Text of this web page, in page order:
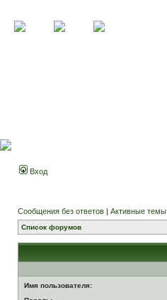
Вход
Сообщения без ответов | Активные темы
Список форумов
Имя пользователя: